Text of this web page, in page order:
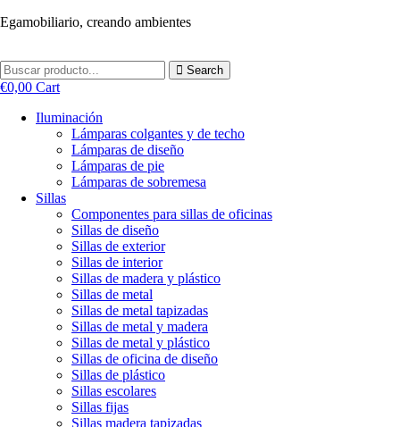
Ir
Egamobiliario, creando ambientes
Search
€0,00 Cart
Iluminación
Lámparas colgantes y de techo
Lámparas de diseño
Lámparas de pie
Lámparas de sobremesa
Sillas
Componentes para sillas de oficinas
Sillas de diseño
Sillas de exterior
Sillas de interior
Sillas de madera y plástico
Sillas de metal
Sillas de metal tapizadas
Sillas de metal y madera
Sillas de metal y plástico
Sillas de oficina de diseño
Sillas de plástico
Sillas escolares
Sillas fijas
Sillas madera tapizadas